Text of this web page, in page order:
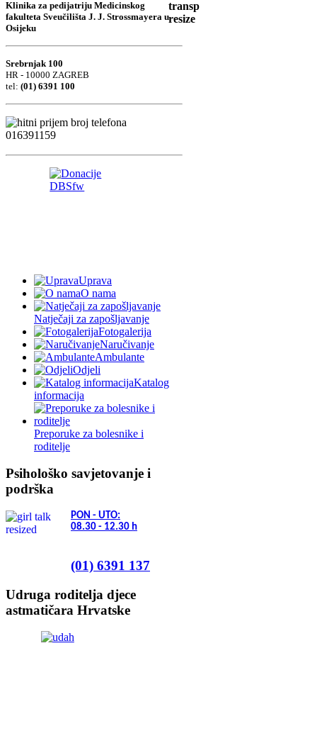
Klinika za pedijatriju Medicinskog
fakulteta Sveučilišta J. J. Strossmayera u
Osijeku
Srebrnjak 100
HR - 10000 ZAGREB
tel: (01) 6391 100
Uprava
O nama
Natječaji za zapošljavanje
Fotogalerija
Naručivanje
Ambulante
Odjeli
Katalog
informacija
Preporuke za bolesnike i
roditelje
Psihološko savjetovanje i
podrška
PON - UTO:
08.30 - 12.30 h
(01) 6391 137
Udruga roditelja djece
astmatičara Hrvatske